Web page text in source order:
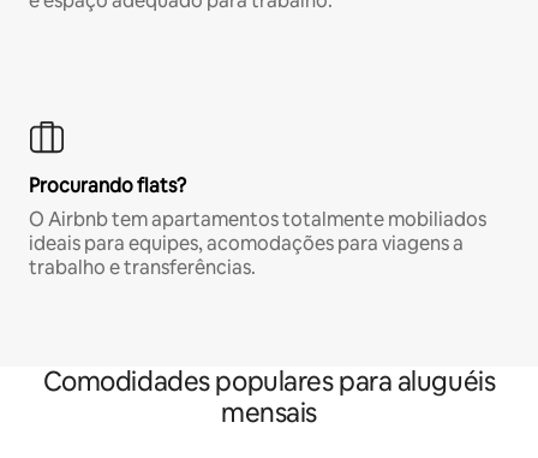
Procurando flats?
O Airbnb tem apartamentos totalmente mobiliados
ideais para equipes, acomodações para viagens a
trabalho e transferências.
Comodidades populares para aluguéis
mensais